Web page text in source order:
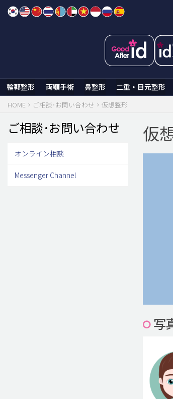
Skip
輪郭整形 両顎手術 鼻整形 二重・目元整形
HOME ご相談･お問い合わせ 仮想整形
仮
写
ご相談･お問い合わせ
オンライン相談
Messenger Channel